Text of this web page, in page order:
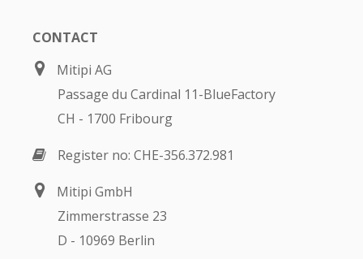
CONTACT
Mitipi AG
Passage du Cardinal 11-BlueFactory
CH - 1700 Fribourg
Register no: CHE-356.372.981
Mitipi GmbH
Zimmerstrasse 23
D - 10969 Berlin